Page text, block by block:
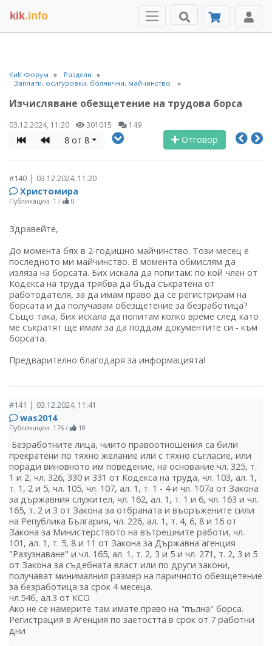
kik.info
КиК Форум
Раздели
Заплати, осигуровки, болнични, майчинство
Изчисляване обезщетение на трудова борса
03.12.2024, 11:20 301015 149
Отговор
8 от 8
#140 | 03.12.2024, 11:20
Христомира
Публикации: 1 / 0
Здравейте,
До момента бях в 2-годишно майчинство. Този месец е
последното ми майчинство. В момента обмислям да
изляза на борсата. Бих искала да попитам: по кой член от
Кодекса на труда трябва да бъда съкратена от
работодателя, за да имам право да се регистрирам на
борсата и да получавам обезщетение за безработица?
Също така, бих искала да попитам колко време след като
ме съкратят ще имам за да поддам документите си - към
борсата.
Предварително благодаря за информацията!
#141 | 03.12.2024, 11:41
was2014
Публикации: 176 / 18
Безработните лица, чиито правоотношения са били
прекратени по тяхно желание или с тяхно съгласие, или
поради виновното им поведение, на основание чл. 325, т.
1 и 2, чл. 326, 330 и 331 от Кодекса на труда, чл. 103, ал. 1,
т. 1, 2 и 5, чл. 105, чл. 107, ал. 1, т. 1 - 4 и чл. 107а от Закона
за държавния служител, чл. 162, ал. 1, т. 1 и 6, чл. 163 и чл.
165, т. 2 и 3 от Закона за отбраната и въоръжените сили
на Република България, чл. 226, ал. 1, т. 4, 6, 8 и 16 от
Закона за Министерството на вътрешните работи, чл.
101, ал. 1, т. 5, 8 и 11 от Закона за Държавна агенция
"Разузнаване" и чл. 165, ал. 1, т. 2, 3 и 5 и чл. 271, т. 2, 3 и 5
от Закона за съдебната власт или по други закони,
получават минималния размер на паричното обезщетение
за безработица за срок 4 месеца.
чл.54б, ал.3 от КСО
Ако не се намерите там имате право на "пълна" борса.
Регистрация в Агенция по заетостта в срок от 7 работни
дни